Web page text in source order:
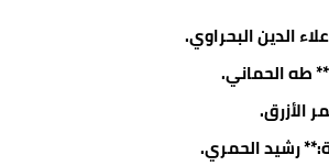
الدين البحراوي.
طه الحماني.
الأزرق.
رشيد الحمري.